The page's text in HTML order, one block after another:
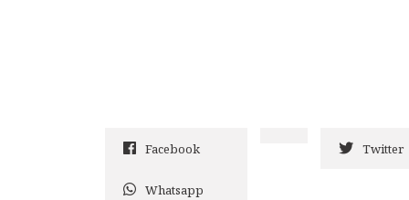
Facebook Twitter
Whatsapp